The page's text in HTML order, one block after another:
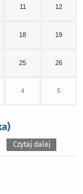
11 12
18 19
25 26
4 5
Czytaj dalej